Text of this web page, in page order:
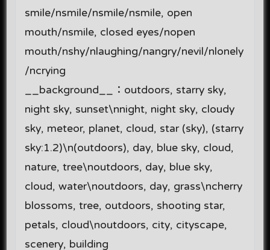
smile/nsmile/nsmile/nsmile, open
mouth/nsmile, closed eyes/nopen
mouth/nshy/nlaughing/nangry/nevil/nlonely
/ncrying
__background__：outdoors, starry sky,
night sky, sunset\nnight, night sky, cloudy
sky, meteor, planet, cloud, star (sky), (starry
sky:1.2)\n(outdoors), day, blue sky, cloud,
nature, tree\noutdoors, day, blue sky,
cloud, water\noutdoors, day, grass\ncherry
blossoms, tree, outdoors, shooting star,
petals, cloud\noutdoors, city, cityscape,
scenery, building